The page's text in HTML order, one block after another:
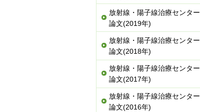
放射線・陽子線治療センター
論文(2019年)
放射線・陽子線治療センター
論文(2018年)
放射線・陽子線治療センター
論文(2017年)
放射線・陽子線治療センター
論文(2016年)